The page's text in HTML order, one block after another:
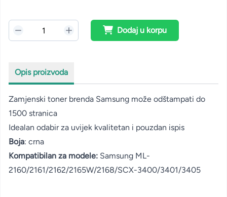
Dodaj u korpu
Opis proizvoda
Zamjenski toner brenda Samsung može odštampati do
1500 stranica
Idealan odabir za uvijek kvalitetan i pouzdan ispis
Boja: crna
Kompatibilan za modele: Samsung ML-
2160/2161/2162/2165W/2168/SCX-3400/3401/3405